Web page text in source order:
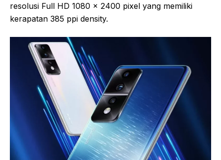
resolusi Full HD 1080 x 2400 pixel yang memiliki
kerapatan 385 ppi density.